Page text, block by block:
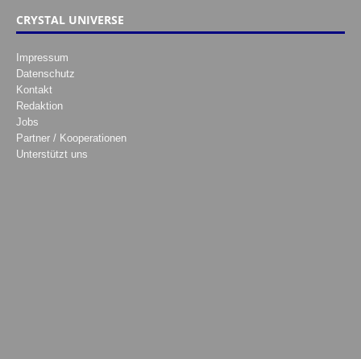
CRYSTAL UNIVERSE
Impressum
Datenschutz
Kontakt
Redaktion
Jobs
Partner / Kooperationen
Unterstützt uns